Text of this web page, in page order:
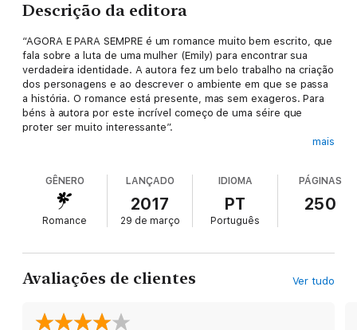
Descrição da editora
“AGORA E PARA SEMPRE é um romance muito bem escrito, que
fala sobre a luta de uma mulher (Emily) para encontrar sua
verdadeira identidade. A autora fez um belo trabalho na criação
dos personagens e ao descrever o ambiente em que se passa
a história. O romance está presente, mas sem exageros. Para
béns à autora por este incrível começo de uma séire que
proter ser muito interessante”.
Emily Mitchell, 35, mora e trabalha na cidade de Nova York, e
sofreu uma série de relacionamentos fracassados. Quando seu
namorado há sete anos a convida para o jantar de aniversário
desta vez sera diferente, de que agora ele finalmente lhe dará
um anel de casamento.
Quando, ao invés, ele dá a ela um perfume em miniature, Emily
mais
GÊNERO
Romance
LANÇADO
2017
29 de março
IDIOMA
PT
Português
PÁGINAS
250
Avaliações de clientes Ver tudo